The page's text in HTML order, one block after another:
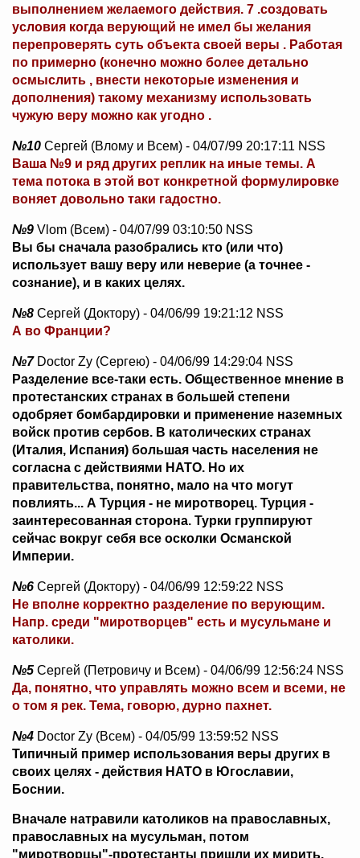
выполнением желаемого действия. 7 .создовать
условия когда верующий не имел бы желания
перепроверять суть объекта своей веры . Работая
по примерно (конечно можно более детально
осмыслить , внести некоторые изменения и
дополнения) такому механизму использовать
чужую веру можно как угодно .
№10 Сергей (Влому и Всем) - 04/07/99 20:17:11 NSS
Ваша №9 и ряд других реплик на иные темы. А
тема потока в этой вот конкретной формулировке
воняет довольно таки гадостно.
№9 Vlom (Всем) - 04/07/99 03:10:50 NSS
Вы бы сначала разобрались кто (или что)
использует вашу веру или неверие (а точнее -
сознание), и в каких целях.
№8 Сергей (Доктору) - 04/06/99 19:21:12 NSS
А во Франции?
№7 Doctor Zy (Сергею) - 04/06/99 14:29:04 NSS
Разделение все-таки есть. Общественное мнение в
протестанских странах в большей степени
одобряет бомбардировки и применение наземных
войск против сербов. В католических странах
(Италия, Испания) большая часть населения не
согласна с действиями НАТО. Но их
правительства, понятно, мало на что могут
повлиять... А Турция - не миротворец. Турция -
заинтересованная сторона. Турки группируют
сейчас вокруг себя все осколки Османской
Империи.
№6 Сергей (Доктору) - 04/06/99 12:59:22 NSS
Не вполне корректно разделение по верующим.
Напр. среди "миротворцев" есть и мусульмане и
католики.
№5 Сергей (Петровичу и Всем) - 04/06/99 12:56:24 NSS
Да, понятно, что управлять можно всем и всеми, не
о том я рек. Тема, говорю, дурно пахнет.
№4 Doctor Zy (Всем) - 04/05/99 13:59:52 NSS
Типичный пример использования веры других в
своих целях - действия НАТО в Югославии,
Боснии.
Вначале натравили католиков на православных,
православных на мусульман, потом
"миротворцы"-протестанты пришли их мирить.